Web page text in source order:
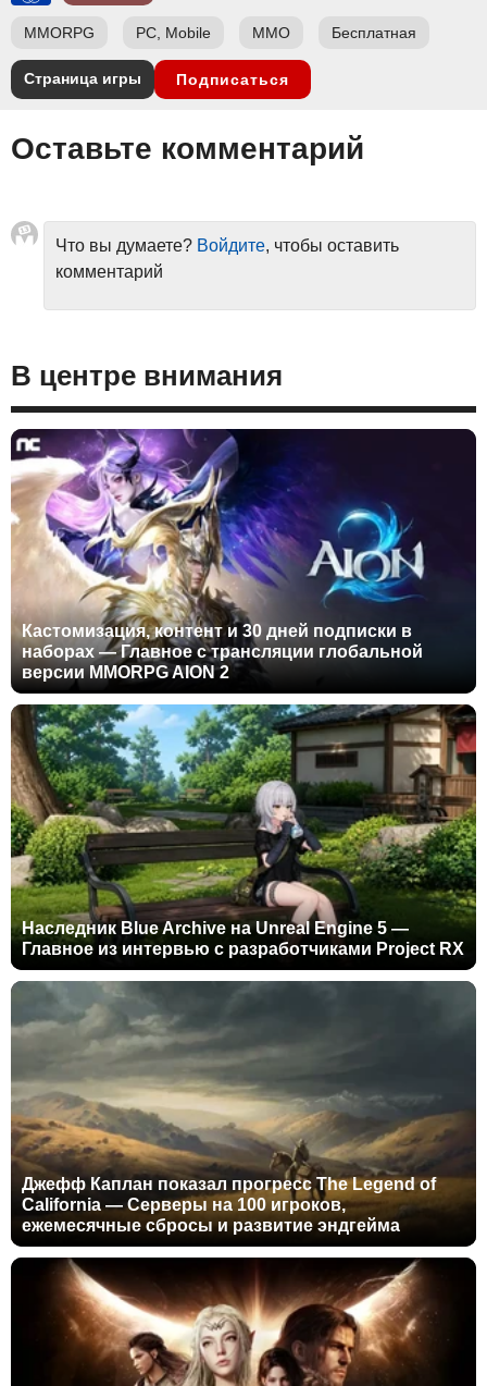
MMORPG PC, Mobile ММО Бесплатная
Страница игры Подписаться
Оставьте комментарий
Что вы думаете? Войдите, чтобы оставить
комментарий
В центре внимания
Кастомизация, контент и 30 дней подписки в
наборах — Главное с трансляции глобальной
версии MMORPG AION 2
Наследник Blue Archive на Unreal Engine 5 —
Главное из интервью с разработчиками Project RX
Джефф Каплан показал прогресс The Legend of
California — Серверы на 100 игроков,
ежемесячные сбросы и развитие эндгейма